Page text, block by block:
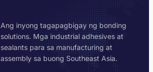
Ang inyong tagapagbigay ng bonding
solutions. Mga industrial adhesives at
sealants para sa manufacturing at
assembly sa buong Southeast Asia.